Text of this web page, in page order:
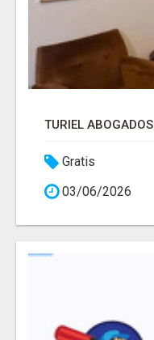
TURIEL ABOGADOS
Gratis
03/06/2026